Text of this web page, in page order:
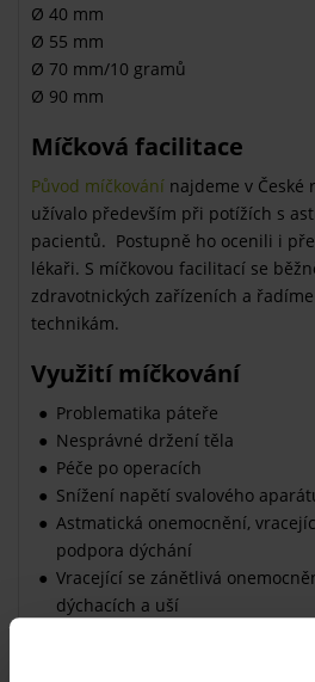
Ø 40 mm
Ø 55 mm
Ø 70 mm/10 gramů
Ø 90 mm
Míčková facilitace
Původ míčkování najdeme v České
užívalo především při potížích s
pacientů. Postupně ho ocenili i
lékaři. S míčkovou facilitací se
zdravotnických zařízeních a
technikám.
Využití míčkování
Problematika páteře
Nesprávné držení těla
Péče po operacích
Snížení napětí svalového
Astmatická onemocnění,
podpora dýchání
Vracející se zánětlivá
dýchacích a uší
Unavenost a citlivost očí,
v oblasti obličeje, konečná